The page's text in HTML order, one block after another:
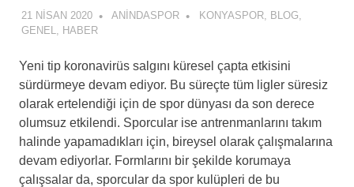
21 NISAN 2020 ANINDASPOR KONYASPOR, BLOG
GENEL
HABER
Yeni tip koronavirüs salgını küresel çapta etkisini
sürdürmeye devam ediyor. Bu süreçte tüm ligler süresiz
olarak ertelendiği için de spor dünyası da son derece
olumsuz etkilendi. Sporcular ise antrenmanlarını takım
halinde yapamadıkları için, bireysel olarak çalışmalarına
devam ediyorlar. Formlarını bir şekilde korumaya
çalışsalar da, sporcular da spor kulüpleri de bu